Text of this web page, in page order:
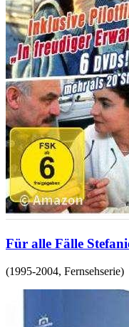
Für alle Fälle
(1995-2004, Fernsehserie)